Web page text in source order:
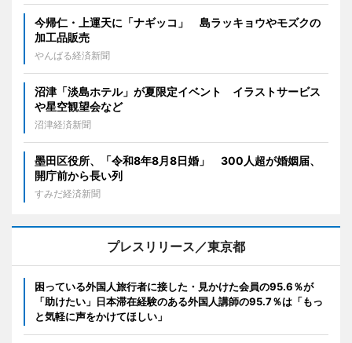
今帰仁・上運天に「ナギッコ」 島ラッキョウやモズクの
加工品販売
やんばる経済新聞
沼津「淡島ホテル」が夏限定イベント イラストサービス
や星空観望会など
沼津経済新聞
墨田区役所、「令和8年8月8日婚」 300人超が婚姻届、
開庁前から長い列
すみだ経済新聞
プレスリリース／東京都
困っている外国人旅行者に接した・見かけた会員の95.6％が
「助けたい」日本滞在経験のある外国人講師の95.7％は「もっ
と気軽に声をかけてほしい」